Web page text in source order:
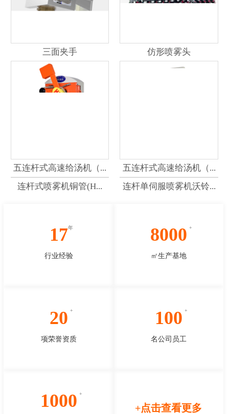
三面夹手 仿形喷雾头
五连杆式高速给汤机（...
五连杆式高速给汤机（...
连杆式喷雾机铜管(H...
连杆单伺服喷雾机沃铃...
17
行业经验
8000
㎡生产基地
20
项荣誉资质
100
名公司员工
1000 +点击查看更多